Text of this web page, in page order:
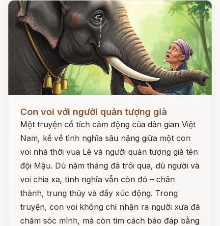
Con voi với người quản tượng già
Một truyện cổ tích cảm động của dân gian Việt
Nam, kể về tình nghĩa sâu nặng giữa một con
voi nhà thời vua Lê và người quản tượng già tên
đội Mậu. Dù năm tháng đã trôi qua, dù người và
voi chia xa, tình nghĩa vẫn còn đó – chân
thành, trung thủy và đầy xúc động. Trong
truyện, con voi không chỉ nhận ra người xưa đã
chăm sóc mình, mà còn tìm cách báo đáp bằng